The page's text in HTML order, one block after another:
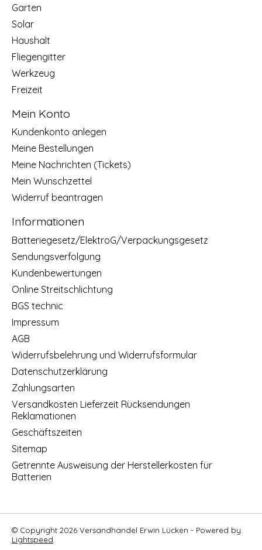
Garten
Solar
Haushalt
Fliegengitter
Werkzeug
Freizeit
Mein Konto
Kundenkonto anlegen
Meine Bestellungen
Meine Nachrichten (Tickets)
Mein Wunschzettel
Widerruf beantragen
Informationen
Batteriegesetz/ElektroG/Verpackungsgesetz
Sendungsverfolgung
Kundenbewertungen
Online Streitschlichtung
BGS technic
Impressum
AGB
Widerrufsbelehrung und Widerrufsformular
Datenschutzerklärung
Zahlungsarten
Versandkosten Lieferzeit Rücksendungen
Reklamationen
Geschäftszeiten
Sitemap
Getrennte Ausweisung der Herstellerkosten für
Batterien
© Copyright 2026 Versandhandel Erwin Lücken - Powered by
Lightspeed